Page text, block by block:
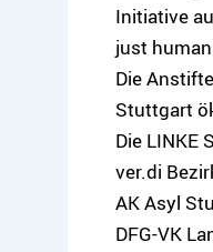
Initiative
just
Die
Stuttgart
Die LINKE
ver.di
AK Asyl
DFG-VK